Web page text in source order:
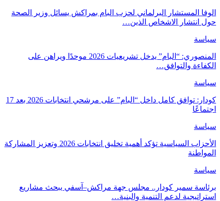
الوفا المستشار البرلماني لحزب البام بمراكش يسائل وزير الصحة
حول انتشار الاشخاص الذين…
سياسة
المنصوري: “البام” يدخل تشريعيات 2026 موحدًا ويراهن على
الكفاءة والتوافق…
سياسة
كودار: توافق كامل داخل “البام” على مرشحي انتخابات 2026 بعد 17
اجتماعًا
سياسة
الأحزاب السياسية تؤكد أهمية تخليق انتخابات 2026 وتعزيز المشاركة
المواطنة
سياسة
برئاسة سمير كودار.. مجلس جهة مراكش–آسفي يبحث مشاريع
استراتيجية لدعم التنمية والبنية…